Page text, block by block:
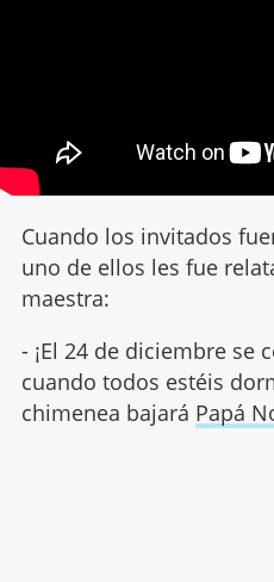
Cuando los invitados
uno de ellos les fue
maestra:
- ¡El 24 de diciembre se
cuando todos estéis
chimenea bajará Papá